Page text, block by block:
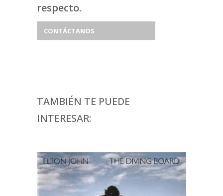
respecto.
CONTÁCTANOS
TAMBIÉN TE PUEDE
INTERESAR: